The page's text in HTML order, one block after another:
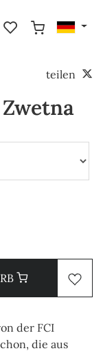
teilen
der FCI
die aus